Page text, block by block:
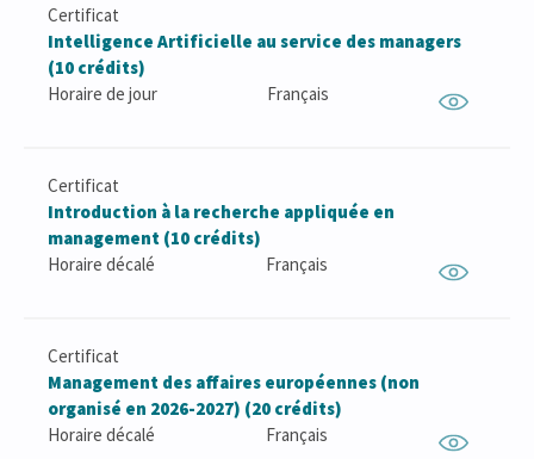
Certificat
Intelligence Artificielle au service des managers
(10 crédits)
Horaire de jour
Français
Certificat
Introduction à la recherche appliquée en
management (10 crédits)
Horaire décalé
Français
Certificat
Management des affaires européennes (non
organisé en 2026-2027) (20 crédits)
Horaire décalé
Français